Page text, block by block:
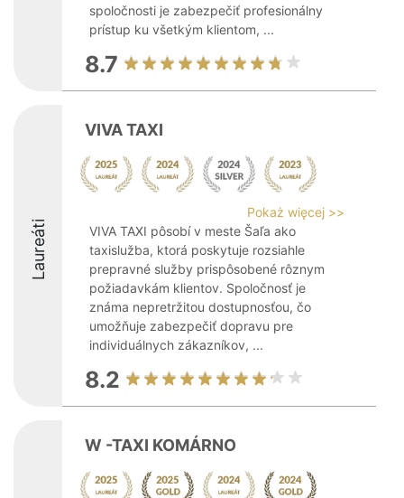
spoločnosti je zabezpečiť profesionálny
prístup ku všetkým klientom, ...
8.7
Laureáti
VIVA TAXI
Pokaż więcej >>
VIVA TAXI pôsobí v meste Šaľa ako
taxislužba, ktorá poskytuje rozsiahle
prepravné služby prispôsobené rôznym
požiadavkám klientov. Spoločnosť je
známa nepretržitou dostupnosťou, čo
umožňuje zabezpečiť dopravu pre
individuálnych zákazníkov, ...
8.2
W -TAXI KOMÁRNO